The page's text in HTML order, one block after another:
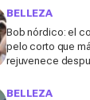
de calor, según
BELLEZA
Bob nórdico: el
pelo corto que
rejuvenece
experta
BELLEZA